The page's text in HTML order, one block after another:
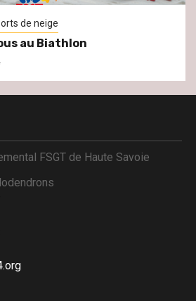
de neige
au Biathlon
FSGT de Haute Savoie